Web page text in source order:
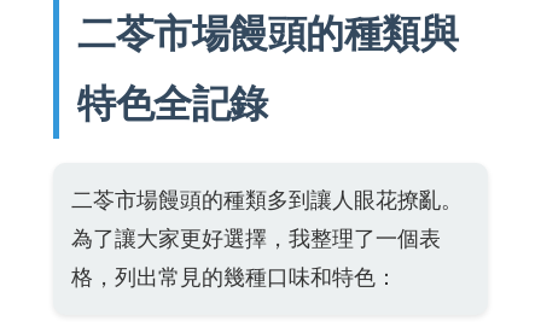
二苓市場饅頭的種類與
特色全記錄
二苓市場饅頭的種類多到讓人眼花撩亂。
為了讓大家更好選擇，我整理了一個表
格，列出常見的幾種口味和特色：